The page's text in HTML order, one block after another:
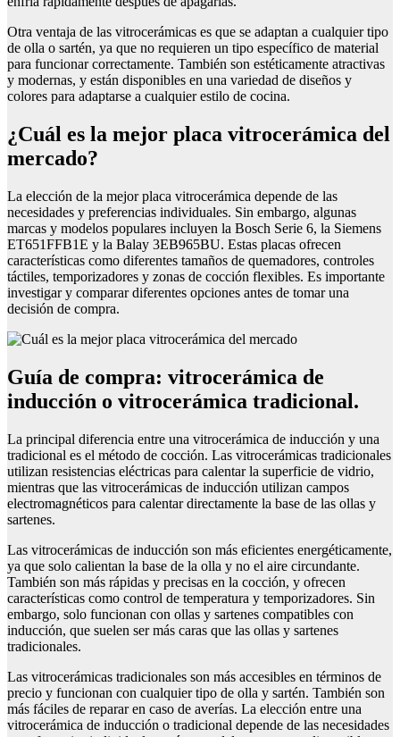
Otra ventaja de las vitrocerámicas es que se adaptan a cualquier tipo
de olla o sartén, ya que no requieren un tipo específico de material
para funcionar correctamente. También son estéticamente atractivas
y modernas, y están disponibles en una variedad de diseños y
colores para adaptarse a cualquier estilo de cocina.
¿Cuál es la mejor placa vitrocerámica del
mercado?
La elección de la mejor placa vitrocerámica depende de las
necesidades y preferencias individuales. Sin embargo, algunas
marcas y modelos populares incluyen la Bosch Serie 6, la Siemens
ET651FFB1E y la Balay 3EB965BU. Estas placas ofrecen
características como diferentes tamaños de quemadores, controles
táctiles, temporizadores y zonas de cocción flexibles. Es importante
investigar y comparar diferentes opciones antes de tomar una
decisión de compra.
Guía de compra: vitrocerámica de
inducción o vitrocerámica tradicional.
La principal diferencia entre una vitrocerámica de inducción y una
tradicional es el método de cocción. Las vitrocerámicas tradicionales
utilizan resistencias eléctricas para calentar la superficie de vidrio,
mientras que las vitrocerámicas de inducción utilizan campos
electromagnéticos para calentar directamente la base de las ollas y
sartenes.
Las vitrocerámicas de inducción son más eficientes energéticamente,
ya que solo calientan la base de la olla y no el aire circundante.
También son más rápidas y precisas en la cocción, y ofrecen
características como control de temperatura y temporizadores. Sin
embargo, solo funcionan con ollas y sartenes compatibles con
inducción, que suelen ser más caras que las ollas y sartenes
tradicionales.
Las vitrocerámicas tradicionales son más accesibles en términos de
precio y funcionan con cualquier tipo de olla y sartén. También son
más fáciles de reparar en caso de averías. La elección entre una
vitrocerámica de inducción o tradicional depende de las necesidades